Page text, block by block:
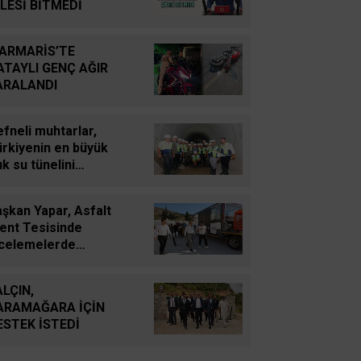
Sucan
AYNI ENKAZIN TOZUNU
Oğuz Kağan Neşeli
Enerji Jeopolitiğinde Yeni
Bir Dönem: Kerkük’ten
Ceyhan’a Stratejik
Birleşme
Ahmet Süreyya DURNA
SARAYKENT’TE ŞİİR
ŞÖLENİ
BİTMEDİ
GENÇ AĞIR
muhtarlar,
en büyük
su tünelini
Yapar, Asfalt
Tesisinde
İÇİN
İSTEDİ